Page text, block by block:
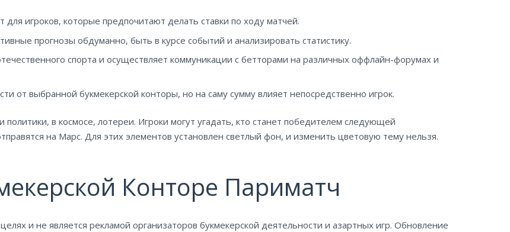
игроков, которые предпочитают делать ставки по ходу матчей.
прогнозы обдуманно, быть в курсе событий и анализировать статистику.
спорта и осуществляет коммуникации с бетторами на различных оффлайн-форумах и
от выбранной букмекерской конторы, но на саму сумму влияет непосредственно игрок.
в космосе, лотереи. Игроки могут угадать, кто станет победителем следующей
на Марс. Для этих элементов установлен светлый фон, и изменить цветовую тему нельзя.
Конторе Париматч
и не является рекламой организаторов букмекерской деятельности и азартных игр. Обновление